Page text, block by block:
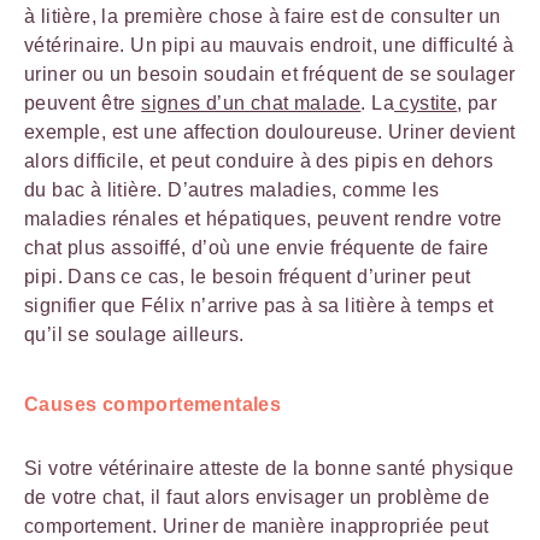
à litière, la première chose à faire est de consulter un
vétérinaire. Un pipi au mauvais endroit, une difficulté à
uriner ou un besoin soudain et fréquent de se soulager
peuvent êtresignes d’un chat malade. La cystite, par
exemple, est une affection douloureuse. Uriner devient
alors difficile, et peut conduire à des pipis en dehors
du bac à litière. D’autres maladies, comme les
maladies rénales et hépatiques, peuvent rendre votre
chat plus assoiffé, d’où une envie fréquente de faire
pipi. Dans ce cas, le besoin fréquent d’uriner peut
signifier que Félix n’arrive pas à sa litière à temps et
qu’il se soulage ailleurs.
Causes comportementales
Si votre vétérinaire atteste de la bonne santé physique
de votre chat, il faut alors envisager un problème de
comportement. Uriner de manière inappropriée peut